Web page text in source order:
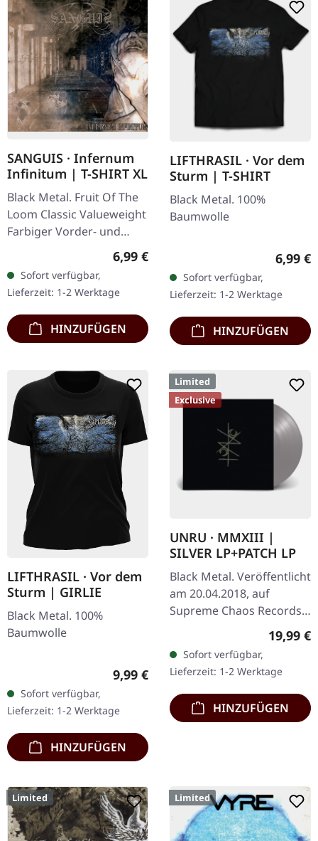
SANGUIS · Infernum
Infinitum | T-SHIRT XL
Black Metal. Fruit Of The
Loom Classic Valueweight
Farbiger Vorder- und
Regulärer Preis:
6,99 €
Sofort verfügbar,
Lieferzeit: 1-2 Werktage
HINZUFÜGEN
LIFTHRASIL · Vor dem
Sturm | T-SHIRT
Black Metal. 100%
Baumwolle
6,99 €
Sofort verfügbar,
Lieferzeit: 1-2 Werktage
HINZUFÜGEN
LIFTHRASIL · Vor dem
Sturm | GIRLIE
Black Metal. 100%
Baumwolle
Regulärer Preis:
9,99 €
Sofort verfügbar,
Lieferzeit: 1-2 Werktage
HINZUFÜGEN
Limited
Exclusive
UNRU · MMXIII |
SILVER LP+PATCH LP
Black Metal. Veröffentlicht
am 20.04.2018, auf
Supreme Chaos Records.
Exklusives silbernes Vinyl -
nur beim SCR Mailorder,
mit rundem Logo-Patch!…
19,99 €
Sofort verfügbar,
Lieferzeit: 1-2 Werktage
HINZUFÜGEN
Limited Limited